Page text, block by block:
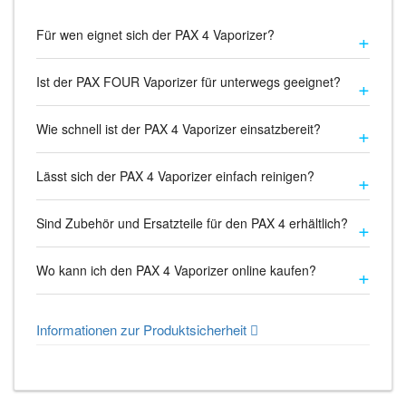
Für wen eignet sich der PAX 4 Vaporizer?
Ist der PAX FOUR Vaporizer für unterwegs geeignet?
Wie schnell ist der PAX 4 Vaporizer einsatzbereit?
Lässt sich der PAX 4 Vaporizer einfach reinigen?
Sind Zubehör und Ersatzteile für den PAX 4 erhältlich?
Wo kann ich den PAX 4 Vaporizer online kaufen?
Informationen zur Produktsicherheit